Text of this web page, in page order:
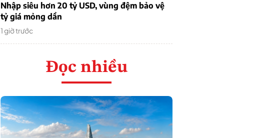
Nhập siêu hơn 20 tỷ USD, vùng đệm bảo vệ
tỷ giá mỏng dần
1 giờ trước
Đọc nhiều